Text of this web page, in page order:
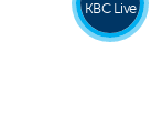
KBC Live